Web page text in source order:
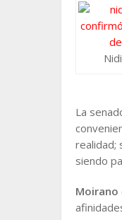
La
realidad;
siendo
Moirano